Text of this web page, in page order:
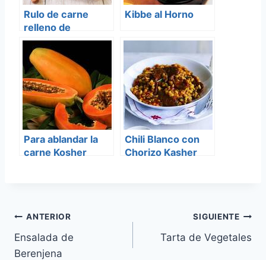
Rulo de carne
relleno de
fiambres y
aceitunas
Kibbe al Horno
Para ablandar la
carne Kosher
Chili Blanco con
Chorizo Kasher
Navegación
de
ANTERIOR
Ensalada de
Berenjena
SIGUIENTE
Tarta de Vegetales